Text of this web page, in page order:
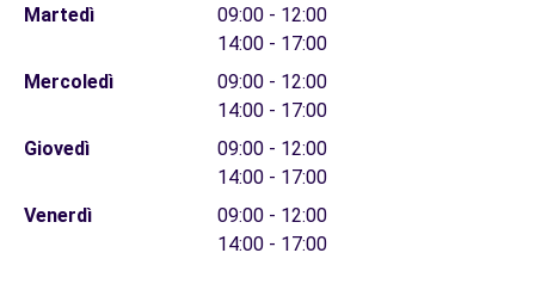
Martedì
09:00 - 12:00
14:00 - 17:00
Mercoledì
09:00 - 12:00
14:00 - 17:00
Giovedì
09:00 - 12:00
14:00 - 17:00
Venerdì
09:00 - 12:00
14:00 - 17:00